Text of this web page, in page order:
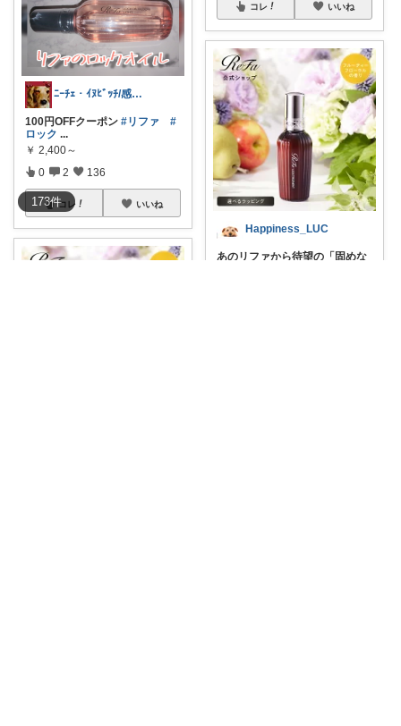
173件
ﾆｰﾁｪ・ｲﾇﾋﾞｯﾁ/感謝✨主に購入
100円OFFクーポン #リファ
#
ロック ...
￥ 2,400～
0 2 136
コレ いいね
コレ いいね
Happiness_LUC
あのリファから待望の「固めな